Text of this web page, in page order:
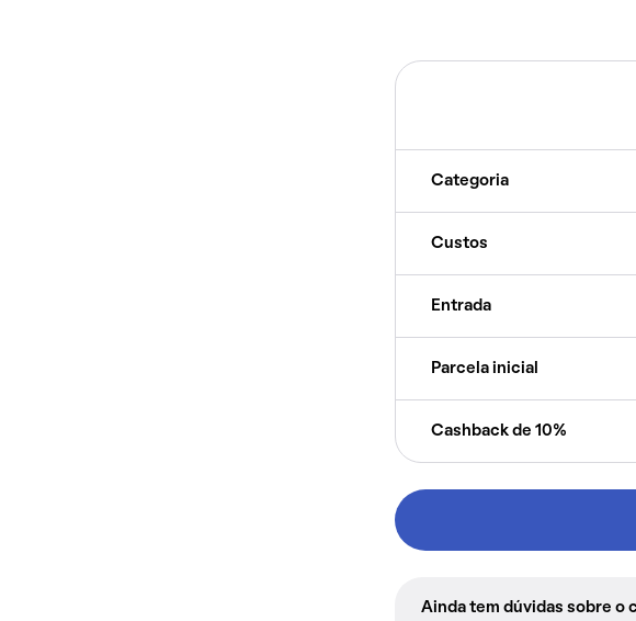
Categoria
Custos
Entrada
Parcela inicial
Cashback de 10%
Ainda tem dúvidas sobre o